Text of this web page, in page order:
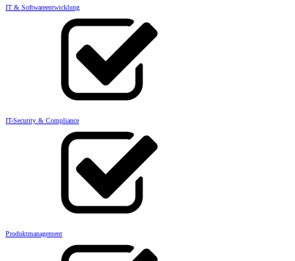
IT & Softwareentwicklung
IT-Security & Compliance
Produktmanagement